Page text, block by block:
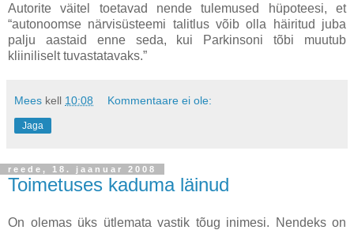
Autorite väitel toetavad nende tulemused hüpoteesi, et
“autonoomse närvisüsteemi talitlus võib olla häiritud juba
palju aastaid enne seda, kui Parkinsoni tõbi muutub
kliiniliselt tuvastatavaks.”
Mees kell 10:08 Kommentaare ei ole:
Jaga
reede, 18. jaanuar 2008
Toimetuses kaduma läinud
On olemas üks ütlemata vastik tõug inimesi. Nendeks on